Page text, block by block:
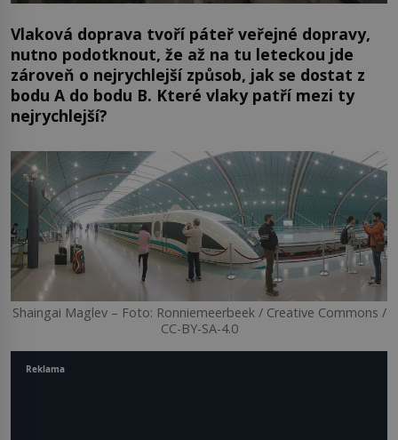
Vlaková doprava tvoří páteř veřejné dopravy,
nutno podotknout, že až na tu leteckou jde
zároveň o nejrychlejší způsob, jak se dostat z
bodu A do bodu B. Které vlaky patří mezi ty
nejrychlejší?
Shaingai Maglev – Foto: Ronniemeerbeek / Creative Commons /
CC-BY-SA-4.0
Reklama